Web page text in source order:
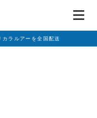
ラルアーを全国配送